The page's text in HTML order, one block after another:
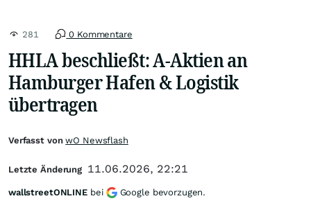
281 0 Kommentare
HHLA beschließt: A-Aktien an
Hamburger Hafen & Logistik
übertragen
Verfasst vonwO Newsflash
Letzte Änderung 11.06.2026, 22:21
wallstreetONLINE bei Google bevorzugen.